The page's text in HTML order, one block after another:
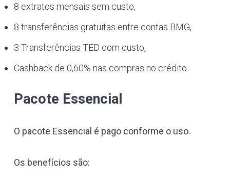
8 extratos mensais sem custo,
8 transferências gratuitas entre contas BMG,
3 Transferências TED com custo,
Cashback de 0,60% nas compras no crédito.
Pacote Essencial
O pacote Essencial é pago conforme o uso.
Os benefícios são: